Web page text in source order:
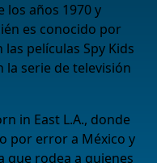
los años 1970 y
es conocido por
películas Spy Kids
la serie de televisión
in East L.A., donde
por error a México y
que rodea a quienes